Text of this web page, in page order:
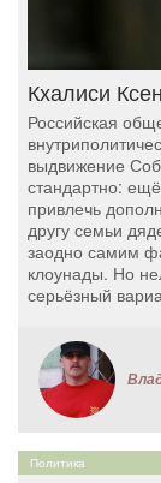
Кхалиси
Российская
выдвижение
стандартно:
привлечь
другу семьи
заодно самим
клоунады. Но
серьёзный
Политика